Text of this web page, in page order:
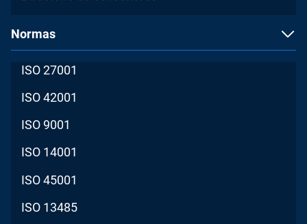
Normas
ISO 27001
ISO 42001
ISO 9001
ISO 14001
ISO 45001
ISO 13485